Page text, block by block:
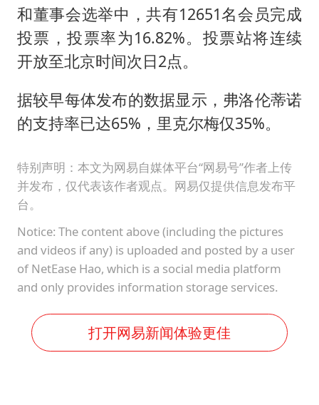
和董事会选举中，共有12651名会员完成
投票，投票率为16.82%。投票站将连续
开放至北京时间次日2点。
据较早每体发布的数据显示，弗洛伦蒂诺
的支持率已达65%，里克尔梅仅35%。
特别声明：本文为网易自媒体平台“网易号”作者上传
并发布，仅代表该作者观点。网易仅提供信息发布平
台。
Notice: The content above (including the pictures
and videos if any) is uploaded and posted by a user
of NetEase Hao, which is a social media platform
and only provides information storage services.
打开网易新闻体验更佳